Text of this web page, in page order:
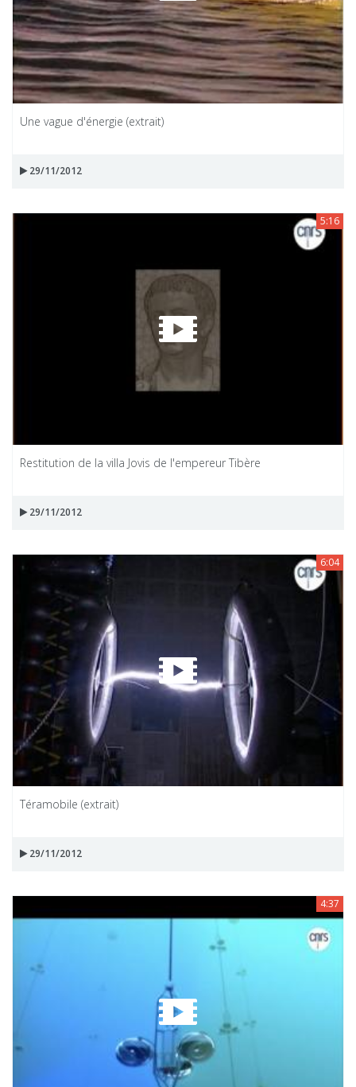
Une vague d'énergie (extrait)
29/11/2012
5:16
Restitution de la villa Jovis de l'empereur Tibère
29/11/2012
6:04
Téramobile (extrait)
29/11/2012
4:37